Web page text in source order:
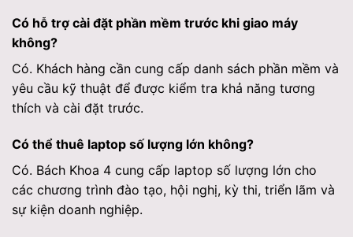
Có hỗ trợ cài đặt phần mềm trước khi giao máy
không?
Có. Khách hàng cần cung cấp danh sách phần mềm và
yêu cầu kỹ thuật để được kiểm tra khả năng tương
thích và cài đặt trước.
Có thể thuê laptop số lượng lớn không?
Có. Bách Khoa 4 cung cấp laptop số lượng lớn cho
các chương trình đào tạo, hội nghị, kỳ thi, triển lãm và
sự kiện doanh nghiệp.